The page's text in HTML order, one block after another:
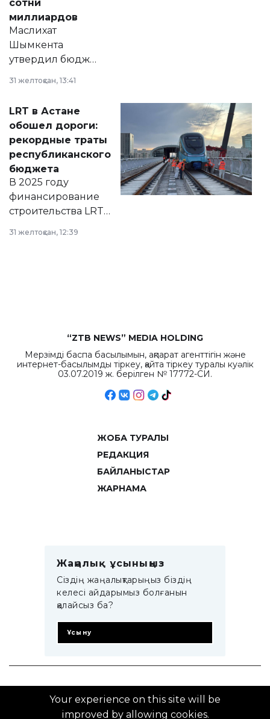
сотни
миллиардов
Маслихат
Шымкента
утвердил бюджет
2028 годы.
документ
появился в базе
нормативных
правовых актов и
на сайте маслихат
города.
31 желтоқсан, 13:41
LRT в Астане
обошел дороги:
рекордные траты
республиканского
бюджета
В 2025 году
финансирование
строительства LRT
республиканского
31 желтоқсан, 12:39
“ZTB NEWS” MEDIA HOLDING
Мерзімді баспа басылымын, ақпарат агенттігін және
интернет-басылымды тіркеу, қайта тіркеу туралы куәлік
03.07.2019 ж. берілген № 17772-СИ.
ЖОБА ТУРАЛЫ
РЕДАКЦИЯ
БАЙЛАНЫСТАР
ЖАРНАМА
Жаңалық ұсыныңыз
Сіздің жаңалықтарыңыз біздің
келесі айдарымыз болғанын
қалайсыз ба?
Ұсыну
© 2014–2025 ZTB.KZ
Your experience on this site will be
improved by allowing cookies.